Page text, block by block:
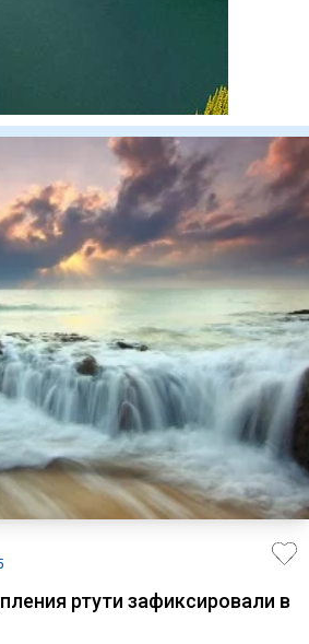
ртути зафиксировали в